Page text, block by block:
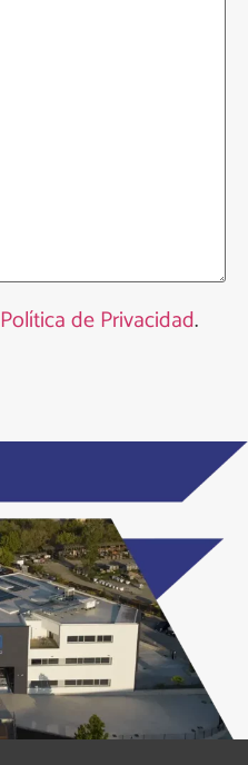
Política de Privacidad.